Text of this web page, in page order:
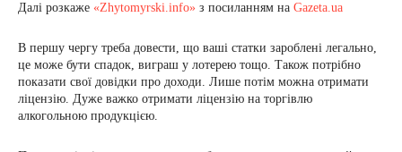
Далі розкаже «Zhytomyrski.info» з посиланням на Gazeta.ua
В першу чергу треба довести, що ваші статки зароблені легально,
це може бути спадок, виграш у лотерею тощо. Також потрібно
показати свої довідки про доходи. Лише потім можна отримати
ліцензію. Дуже важко отримати ліцензію на торгівлю
алкогольною продукцією.